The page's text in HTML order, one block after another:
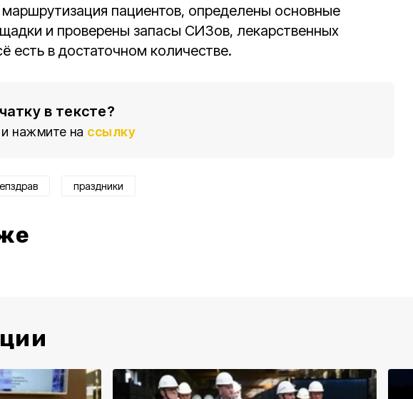
пациентов, определены основные
и проверены запасы СИЗов, лекарственных
есть в достаточном количестве.
в тексте?
нажмите на ссылку
праздники